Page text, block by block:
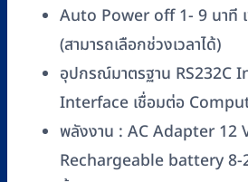
Auto Power off 1- 9 นาที
(สามารถเลือกช่วงเวลาได้)
อุปกรณ์มาตรฐาน RS232C
Interface เชื่อมต่อ
พลังงาน : AC Adapter 12
Rechargeable battery 8-